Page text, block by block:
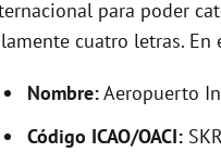
para poder
cuatro letras. En
Nombre:Aeropuerto
Código ICAO/OACI: